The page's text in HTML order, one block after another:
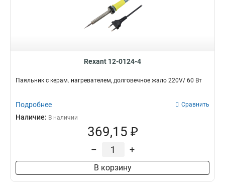
Rexant 12-0124-4
Паяльник с керам. нагревателем, долговечное жало 220V/ 60 Вт
Подробнее Сравнить
Наличие: В наличии
369,15 ₽
– +
В корзину